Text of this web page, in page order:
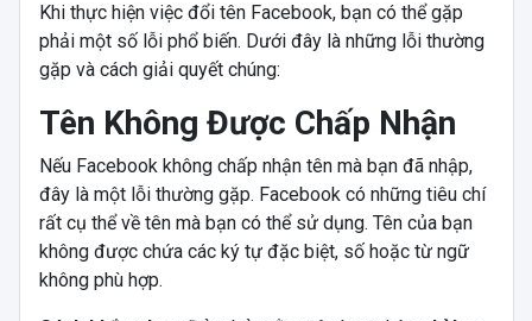
Khi thực hiện việc đổi tên Facebook, bạn có thể gặp
phải một số lỗi phổ biến. Dưới đây là những lỗi thường
gặp và cách giải quyết chúng:
Tên Không Được Chấp Nhận
Nếu Facebook không chấp nhận tên mà bạn đã nhập,
đây là một lỗi thường gặp. Facebook có những tiêu chí
rất cụ thể về tên mà bạn có thể sử dụng. Tên của bạn
không được chứa các ký tự đặc biệt, số hoặc từ ngữ
không phù hợp.